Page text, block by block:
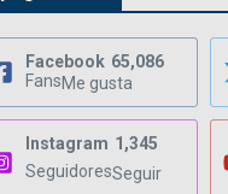
Facebook 65,086
FansMe gusta
Instagram 1,345
SeguidoresSeguir